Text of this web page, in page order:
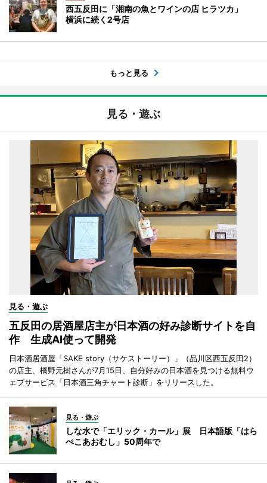
西五反田に「湘南の魚とワインの店 ヒラツカ」
横浜に続く2号店
もっと見る
見る・遊ぶ
見る・遊ぶ
五反田の居酒屋店主が日本酒の好み診断サイトを自
作 生成AI使って開発
日本酒居酒屋「SAKE story（サケストーリー）」（品川区西五反田2）
の店主、橋野元樹さんが7月15日、自分好みの日本酒を見つける無料ウ
ェブサービス「日本酒三角チャート診断」をリリースした。
見る・遊ぶ
しな水で「エリック・カール」展 日本語版「はら
ぺこあおむし」50周年で